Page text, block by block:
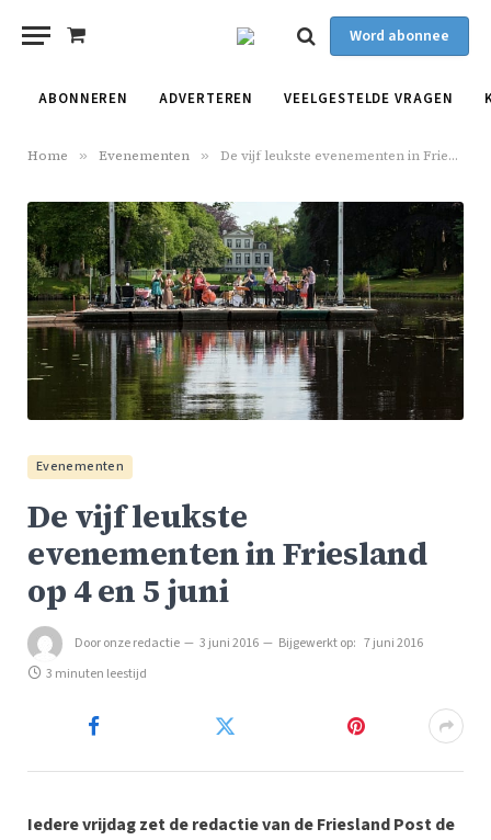
Shopping
Word abonnee
ABONNEREN ADVERTEREN VEELGESTELDE VRAGEN
Home » Evenementen » De vijf leukste evenementen in Friesland op 4 en 5 juni
Evenementen
De vijf leukste
evenementen in Friesland
op 4 en 5 juni
Dooronze redactie 3 juni 2016 Bijgewerkt op: 7 juni 2016
3 minuten leestijd
Iedere vrijdag zet de redactie van de Friesland Post de